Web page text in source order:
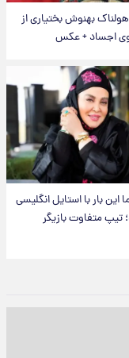
بهنوش بختیاری از
اجساد + عکس
این بار با استایل انگلیسی
تیپ متفاوت بازیگر